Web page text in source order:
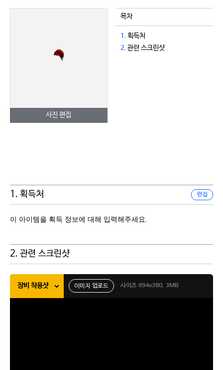
사진 편집
목차
1. 획득처
2. 관련 스크린샷
1. 획득처 편집
이 아이템을 획득 정보에 대해 입력해주세요.
2. 관련 스크린샷
장비 착용샷 이미지 업로드 사이즈 694x380, 3MB